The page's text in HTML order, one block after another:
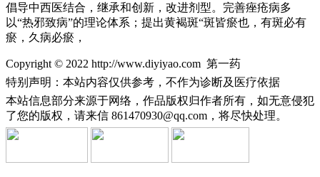
倡导中西医结合，继承和创新，改进剂型。完善痤疮病多
以“热邪致病”的理论体系；提出黄褐斑“斑皆瘀也，有斑必有
瘀，久病必瘀，
Copyright © 2022 http://www.diyiyao.com 第一药
特别声明：本站内容仅供参考，不作为诊断及医疗依据
本站信息部分来源于网络，作品版权归作者所有，如无意侵犯
了您的版权，请来信 861470930@qq.com，将尽快处理。